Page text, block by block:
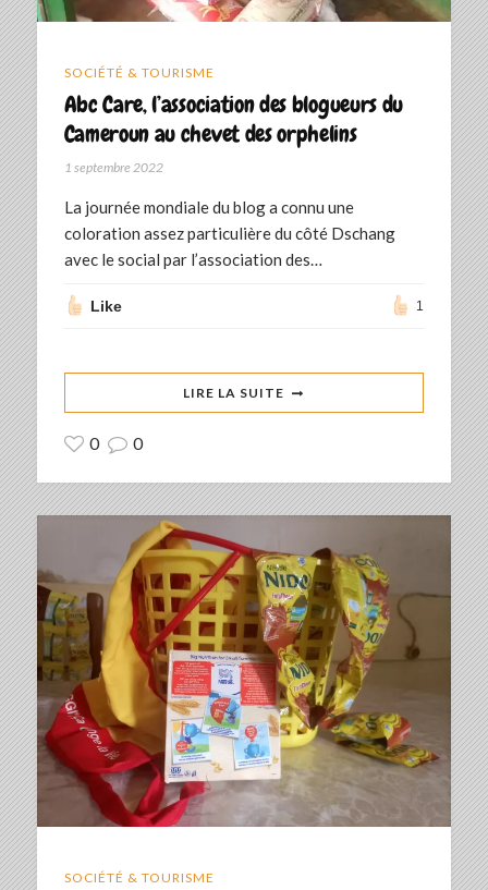
SOCIÉTÉ & TOURISME
Abc Care, l’association des blogueurs du
Cameroun au chevet des orphelins
1 septembre 2022
La journée mondiale du blog a connu une
coloration assez particulière du côté Dschang
avec le social par l’association des…
Like 1
LIRE LA SUITE
0 0
SOCIÉTÉ & TOURISME